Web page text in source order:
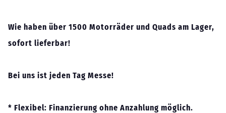
Wie haben über 1500 Motorräder und Quads am Lager,
sofort lieferbar!
Bei uns ist jeden Tag Messe!
* Flexibel: Finanzierung ohne Anzahlung möglich.